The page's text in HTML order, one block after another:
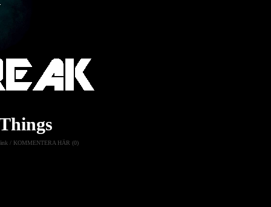
/ KOMMENTERA HÄR (0)